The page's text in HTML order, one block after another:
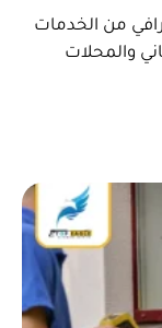
من الخدمات
والمحلات